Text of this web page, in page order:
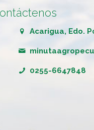
Acarigua, Edo.
0255-6647848